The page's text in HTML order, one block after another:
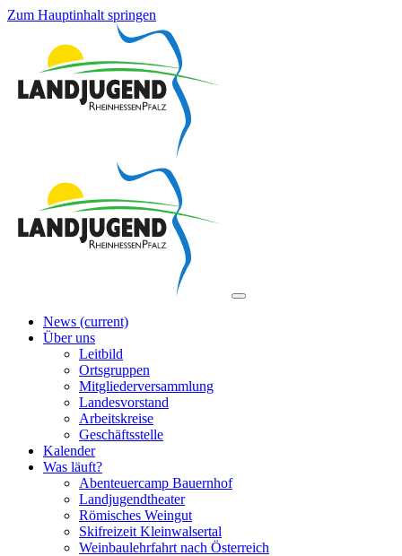
Zum Hauptinhalt springen
News (current)
Über uns
Leitbild
Ortsgruppen
Mitgliederversammlung
Landesvorstand
Arbeitskreise
Geschäftsstelle
Kalender
Was läuft?
Abenteuercamp Bauernhof
Landjugendtheater
Römisches Weingut
Skifreizeit Kleinwalsertal
Weinbaulehrfahrt nach Österreich